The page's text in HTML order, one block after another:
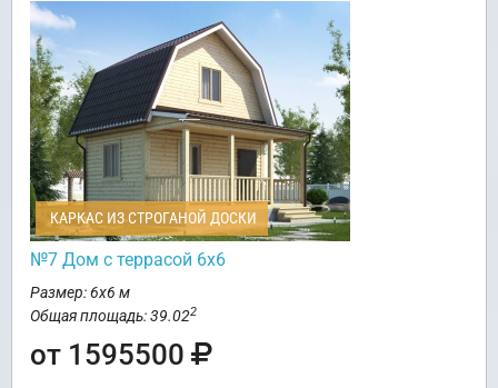
КАРКАС ИЗ СТРОГАНОЙ ДОСКИ
№7 Дом с террасой 6х6
Размер: 6х6 м
Общая площадь: 39.022
от 1595500